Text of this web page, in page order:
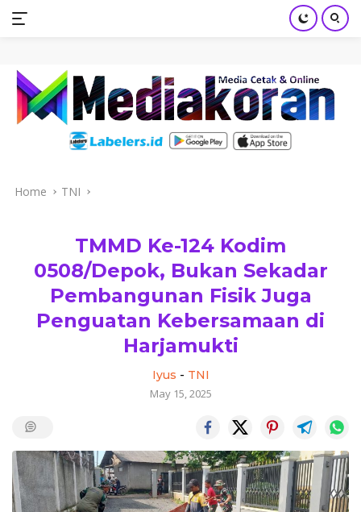
Skip
content
Home TNI
TMMD Ke-124 Kodim
0508/Depok, Bukan Sekadar
Pembangunan Fisik Juga
Penguatan Kebersamaan di
Harjamukti
Iyus - TNI
May 15, 2025